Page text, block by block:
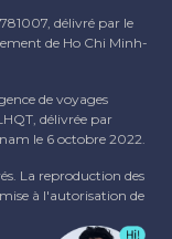
délivré par le
de Ho Chi Minh-
de voyages
délivrée par
le 6 octobre 2022.
La reproduction des
à l'autorisation de